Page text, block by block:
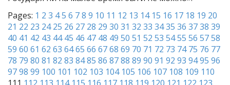
Pages: 1 2 3 45 6 78 9 10 11 12 13 14 15 16 17 18 19 20
21 22 23 24 25 26 27 28 29 30 31 32 33 3435 36 3738 39
40 41 42 43 44 45 46 47 48 49 50 51 52 53 5455 56 5758
59 60 61 62 63 6465 66 6768 69 70 71 72 73 74 75 76 77
78 79 80 81 82 83 8485 86 8788 89 90 91 92 93 9495 96
9798 99 100 101 102 103 104 105 106 107 108 109 110